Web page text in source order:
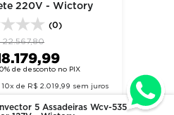
5 Assadeiras Wcv-535
220V - Wictory
(0)
22.567,80
.179,99
de desconto no PIX
10x de R$ 2.019 ,99 sem juros